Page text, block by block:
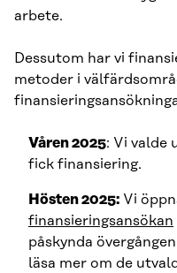
arbete.
Dessutom har vi
metoder i
Våren 2025: Vi valde
fick finansiering.
Hösten 2025: Vi
finansieringsansökan
påskynda
läsa mer om de